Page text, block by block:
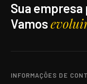
Sua
Vamos
INFORMAÇÕES DE